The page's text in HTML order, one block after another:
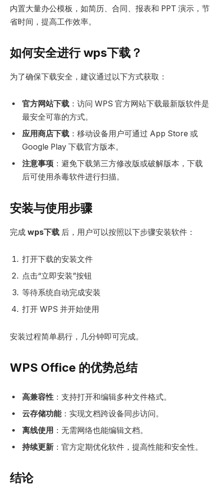
内置大量办公模板，如简历、合同、报表和 PPT 演示，节
省时间，提高工作效率。
如何安全进行 wps下载？
为了确保下载安全，建议通过以下方式获取：
官方网站下载 ：访问 WPS 官方网站下载最新版软件是
最安全可靠的方式。
应用商店下载 ：移动设备用户可通过 App Store 或
Google Play 下载官方版本。
注意事项 ：避免下载第三方修改版或破解版本，下载
后可使用杀毒软件进行扫描。
安装与使用步骤
完成 wps下载 后，用户可以按照以下步骤安装软件：
打开下载的安装文件
点击“立即安装”按钮
等待系统自动完成安装
打开 WPS 并开始使用
安装过程简单易行，几分钟即可完成。
WPS Office 的优势总结
高兼容性 ：支持打开和编辑多种文件格式。
云存储功能：实现文档跨设备同步访问。
离线使用 ：无需网络也能编辑文档。
持续更新 ：官方定期优化软件，提高性能和安全性。
结论